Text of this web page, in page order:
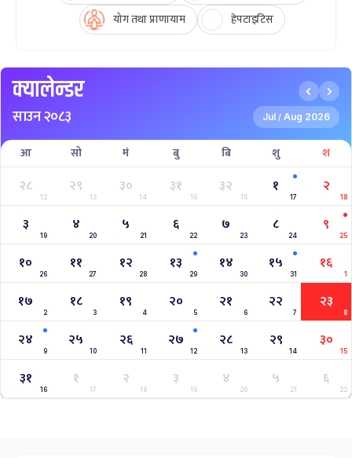
योग तथा प्राणायाम
हेपटाइटिस
क्यालेन्डर
साउन २०८३ Jul / Aug 2026
आ सो मं बु बि शु श
२८
12
२९
13
३०
14
३१
15
३२
16
१
17
२
18
३
19
४
20
५
21
६
22
७
23
८
24
९
25
१०
26
११
27
१२
28
१३
29
१४
30
१५
31
१६
1
१७
2
१८
3
१९
4
२०
5
२१
6
२२
7
२३
8
२४
9
२५
10
२६
11
२७
12
२८
13
२९
14
३०
15
३१
16
१
17
२
18
३
19
४
20
५
21
६
22